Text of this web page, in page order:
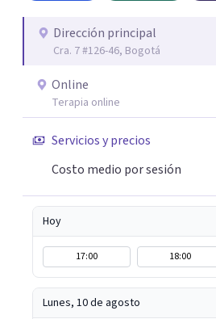
puedas sentirte escuchado(a). En
juntos para identificar tus
maneras de afrontar aquello que
Atiendo presencial en Bogotá y
adaptándome a tus necesidades. Si sientes que es
comprender mejor lo que estás
encantada de acompañarte en
bienestar emocional.
Dirección principal
Cra. 7 #126-46, Bogotá
Online
Terapia online
Servicios y precios
Costo medio por sesión
Hoy
17:00 18:00
Lunes, 10 de agosto